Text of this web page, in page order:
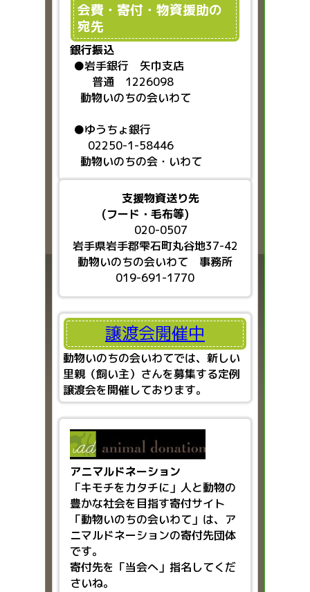
会費・寄付・物資援助の
宛先
銀行振込
●岩手銀行 矢巾支店
普通 1226098
動物いのちの会いわて
●ゆうちょ銀行
02250-1-58446
動物いのちの会・いわて
支援物資送り先
(フード・毛布等)
020-0507
岩手県岩手郡雫石町丸谷地37-42
動物いのちの会いわて 事務所
019-691-1770
譲渡会開催中
動物いのちの会いわてでは、新しい
里親（飼い主）さんを募集する定例
譲渡会を開催しております。
アニマルドネーション
「キモチをカタチに」人と動物の
豊かな社会を目指す寄付サイト
「動物いのちの会いわて」は、ア
ニマルドネーションの寄付先団体
です。
寄付先を「当会へ」指名してくだ
さいね。